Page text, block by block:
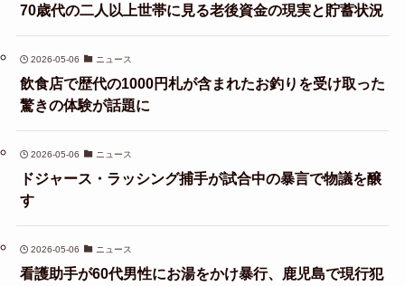
70歳代の二人以上世帯に見る老後資金の現実と貯蓄状況
2026-05-06 ニュース
飲食店で歴代の1000円札が含まれたお釣りを受け取った
驚きの体験が話題に
2026-05-06 ニュース
ドジャース・ラッシング捕手が試合中の暴言で物議を醸
す
2026-05-06 ニュース
看護助手が60代男性にお湯をかけ暴行、鹿児島で現行犯